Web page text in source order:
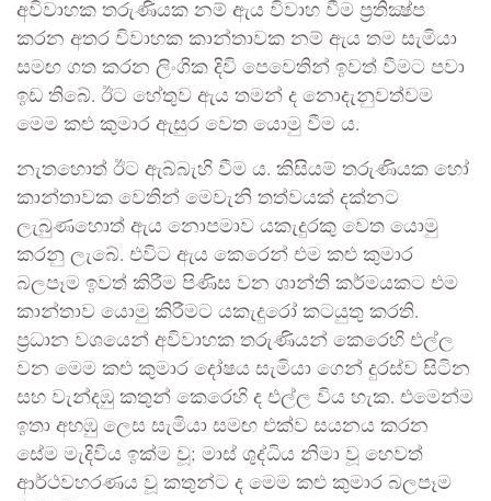
අවිවාහක තරුණියක නම් ඇය විවාහ වීම ප්‍රතික්‍ෂ්ප
කරන අතර විවාහක කාන්තාවක නම් ඇය තම සැමියා
සමඟ ගත කරන ලිංගික දිවි පෙවෙතින් ඉවත් වීමට පවා
ඉඩ තිබේ. ඊට හේතුව ඇය තමන් ද නොදැනුවත්වම
මෙම කළු කුමාර ඇසුර වෙත යොමු වීම ය.
නැතහොත් ඊට ඇබ්බැහි වීම ය. කිසියම් තරුණියක හෝ
කාන්තාවක වෙතින් මෙවැනි තත්වයක් දක්නට
ලැබුණහොත් ඇය නොපමාව යකැදුරකු වෙත යොමු
කරනු ලැබේ. එවිට ඇය කෙරෙන් එම කළු කුමාර
බලපෑම ඉවත් කිරීම පිණිස වන ශාන්ති කර්මයකට එම
කාන්තාව යොමු කිරීමට යකැදුරෝ කටයුතු කරති.
ප්‍රධාන වශයෙන් අවිවාහක තරුණියන් කෙරෙහි එල්ල
වන මෙම කළු කුමාර දෝෂය සැමියා ගෙන් දුරස්ව සිටින
සහ වැන්දඹු කතුන් කෙරෙහි ද එල්ල විය හැක. එමෙන්ම
ඉතා අහඹු ලෙස සැමියා සමඟ එක්ව සයනය කරන
සේම මැදිවිය ඉක්ම වූ; මාස් ශුද්ධිය නිමා වූ හෙවත්
ආර්ථවහරණය වූ කතුන්ට ද මෙම කළු කුමාර බලපෑම